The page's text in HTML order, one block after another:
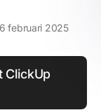
6 februari 2025
ClickUp